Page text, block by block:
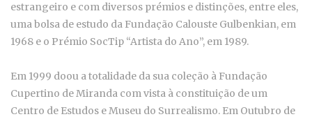
estrangeiro e com diversos prémios e distinções, entre eles,
uma bolsa de estudo da Fundação Calouste Gulbenkian, em
1968 e o Prémio SocTip “Artista do Ano”, em 1989.
Em 1999 doou a totalidade da sua coleção à Fundação
Cupertino de Miranda com vista à constituição de um
Centro de Estudos e Museu do Surrealismo. Em Outubro de